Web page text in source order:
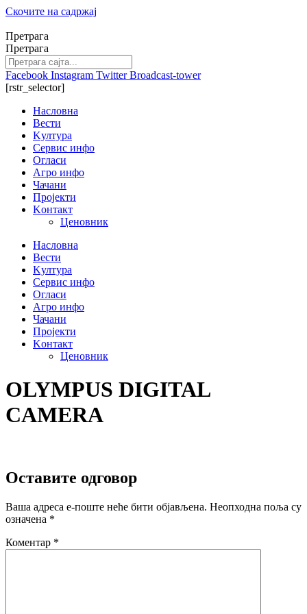
Скочите на садржај
Претрага
Претрага
Facebook Instagram Twitter Broadcast-tower
[rstr_selector]
Насловна
Вести
Kултура
Сервис инфо
Огласи
Агро инфо
Чачани
Пројекти
Kонтакт
Ценовник
Насловна
Вести
Kултура
Сервис инфо
Огласи
Агро инфо
Чачани
Пројекти
Kонтакт
Ценовник
OLYMPUS DIGITAL
CAMERA
Оставите одговор
Ваша адреса е-поште неће бити објављена. Неопходна поља су
означена *
Коментар *